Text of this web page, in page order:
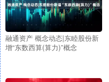
融通资产 概念动态|东睦股份新
增“东数西算(算力)”概念